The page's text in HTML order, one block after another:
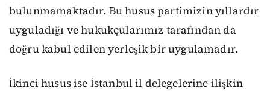
bulunmamaktadır. Bu husus partimizin yıllardır
uyguladığı ve hukukçularımız tarafından da
doğru kabul edilen yerleşik bir uygulamadır.
İkinci husus ise İstanbul il delegelerine ilişkin